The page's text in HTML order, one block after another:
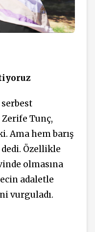
Zerife Tunç,
Ama hem barış
Özellikle
olmasına
adaletle
vurguladı.